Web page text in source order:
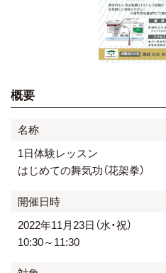
概要
名称
1日体験レッスン
はじめての舞気功（花架拳）
開催日時
2022年11月23日（水・祝）
10:30～11:30